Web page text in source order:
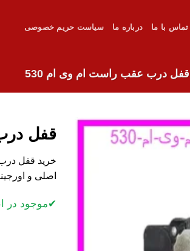
تماس با ما درباره ما سیاست حریم خصوصی
قفل درب عقب راست ام وی ام 530
قفل
اصلی و
✔موجود در